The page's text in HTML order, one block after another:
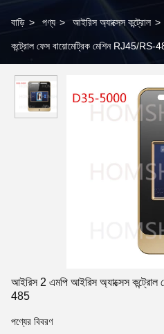
বাড়ি > পণ্য > আইরিস অ্যাক্সেস কন্ট্রোল >
কন্ট্রোল ফেস বায়োমেট্রিক মেশিন RJ45/RS-
আইরিস 2 এমপি আইরিস অ্যাক্সেস
485
পণ্যের বিবরণ